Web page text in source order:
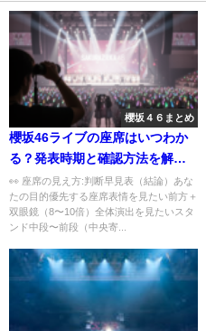
櫻坂４６まとめ
櫻坂46ライブの座席はいつわか
る？発表時期と確認方法を解説
｜初心者向けにわかりやすく解
説
👀 座席の見え方:判断早見表（結論）あな
たの目的優先する座席表情を見たい前方＋
双眼鏡（8〜10倍）全体演出を見たいスタ
ンド中段〜前段（中央寄...